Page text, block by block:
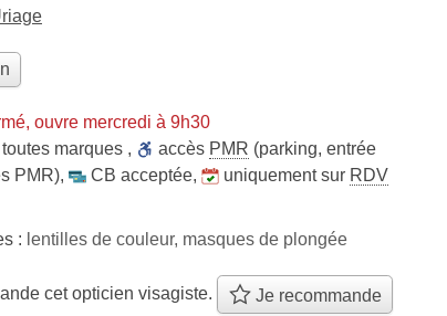
ouvre mercredi à 9h30
toutes marques , accès PMR (parking, entrée
PMR), CB acceptée, uniquement sur RDV
: lentilles de couleur, masques de plongée
cet opticien visagiste. Je recommande